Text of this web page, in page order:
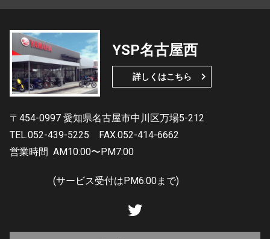
YSP名古屋西
詳しくはこちら
〒454-0997 愛知県名古屋市中川区万場5-212
TEL.052-439-5225
FAX.052-414-6662
営業時間 AM10:00〜PM7:00
(サービス受付はPM6:00まで)